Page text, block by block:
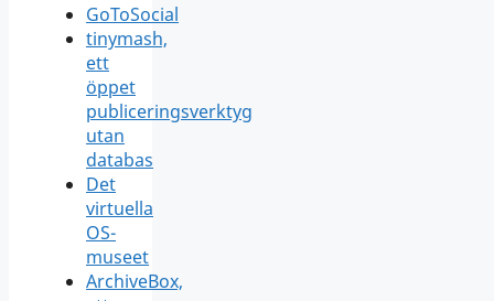
GoToSocial
tinymash,
ett
öppet
publiceringsverktyg
utan
databas
Det
virtuella
OS-
museet
ArchiveBox,